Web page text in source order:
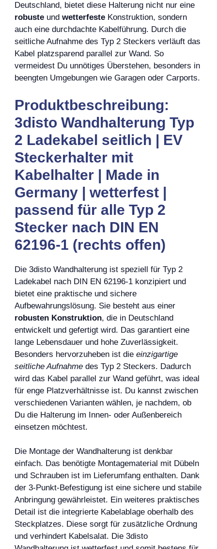
Deutschland, bietet diese Halterung nicht nur eine
robuste und wetterfeste Konstruktion, sondern
auch eine durchdachte Kabelführung. Durch die
seitliche Aufnahme des Typ 2 Steckers verläuft das
Kabel platzsparend parallel zur Wand. So
vermeidest Du unnötiges Überstehen, besonders in
beengten Umgebungen wie Garagen oder Carports.
Produktbeschreibung:
3disto Wandhalterung Typ
2 Ladekabel seitlich | EV
Steckerhalter mit
Kabelhalter | Made in
Germany | wetterfest |
passend für alle Typ 2
Stecker nach DIN EN
62196-1 (rechts offen)
Die 3disto Wandhalterung ist speziell für Typ 2
Ladekabel nach DIN EN 62196-1 konzipiert und
bietet eine praktische und sichere
Aufbewahrungslösung. Sie besteht aus einer
robusten Konstruktion, die in Deutschland
entwickelt und gefertigt wird. Das garantiert eine
lange Lebensdauer und hohe Zuverlässigkeit.
Besonders hervorzuheben ist die einzigartige
seitliche Aufnahme des Typ 2 Steckers. Dadurch
wird das Kabel parallel zur Wand geführt, was ideal
für enge Platzverhältnisse ist. Du kannst zwischen
verschiedenen Varianten wählen, je nachdem, ob
Du die Halterung im Innen- oder Außenbereich
einsetzen möchtest.
Die Montage der Wandhalterung ist denkbar
einfach. Das benötigte Montagematerial mit Dübeln
und Schrauben ist im Lieferumfang enthalten. Dank
der 3-Punkt-Befestigung ist eine sichere und stabile
Anbringung gewährleistet. Ein weiteres praktisches
Detail ist die integrierte Kabelablage oberhalb des
Steckplatzes. Diese sorgt für zusätzliche Ordnung
und verhindert Kabelsalat. Die 3disto